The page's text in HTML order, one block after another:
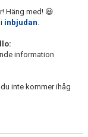
Häng med! 😃
inbjudan.
information
inte kommer ihåg